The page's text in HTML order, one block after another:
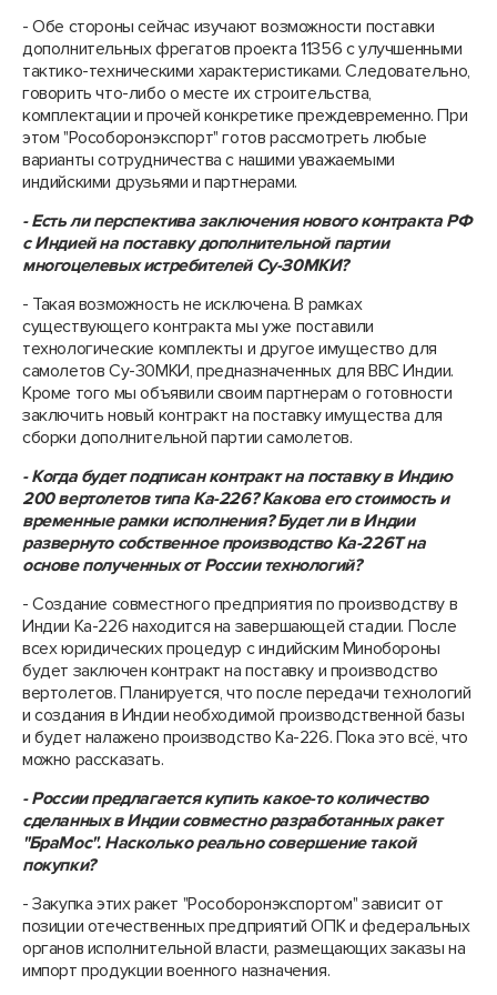
- Обе стороны сейчас изучают возможности поставки
дополнительных фрегатов проекта 11356 с улучшенными
тактико-техническими характеристиками. Следовательно,
говорить что-либо о месте их строительства,
комплектации и прочей конкретике преждевременно. При
этом "Рособоронэкспорт" готов рассмотреть любые
варианты сотрудничества с нашими уважаемыми
индийскими друзьями и партнерами.
- Есть ли перспектива заключения нового контракта РФ
с Индией на поставку дополнительной партии
многоцелевых истребителей Су-З0МКИ?
- Такая возможность не исключена. В рамках
существующего контракта мы уже поставили
технологические комплекты и другое имущество для
самолетов Су-30МКИ, предназначенных для ВВС Индии.
Кроме того мы объявили своим партнерам о готовности
заключить новый контракт на поставку имущества для
сборки дополнительной партии самолетов.
- Когда будет подписан контракт на поставку в Индию
200 вертолетов типа Ка-226? Какова его стоимость и
временные рамки исполнения? Будет ли в Индии
развернуто собственное производство Ка-226Т на
основе полученных от России технологий?
- Создание совместного предприятия по производству в
Индии Ка-226 находится на завершающей стадии. После
всех юридических процедур с индийским Минобороны
будет заключен контракт на поставку и производство
вертолетов. Планируется, что после передачи технологий
и создания в Индии необходимой производственной базы
и будет налажено производство Ка-226. Пока это всё, что
можно рассказать.
- России предлагается купить какое-то количество
сделанных в Индии совместно разработанных ракет
"БраМос". Насколько реально совершение такой
покупки?
- Закупка этих ракет "Рособоронэкспортом" зависит от
позиции отечественных предприятий ОПК и федеральных
органов исполнительной власти, размещающих заказы на
импорт продукции военного назначения.